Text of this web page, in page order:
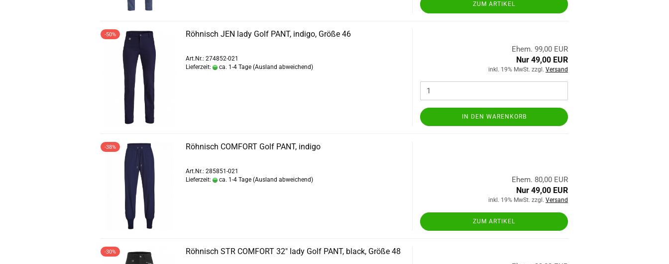
ZUM ARTIKEL
-50% Röhnisch JEN lady Golf PANT, indigo, Größe 46
Art.Nr.: 274852-021
Lieferzeit:
ca. 1-4 Tage (Ausland abweichend)
Ehem. 99,00 EUR
Nur 49,00 EUR
inkl. 19% MwSt. zzgl. Versand
IN DEN WARENKORB
-38% Röhnisch COMFORT Golf PANT, indigo
Art.Nr.: 285851-021
Lieferzeit:
ca. 1-4 Tage (Ausland abweichend) Ehem. 80,00 EUR
Nur 49,00 EUR
inkl. 19% MwSt. zzgl. Versand
ZUM ARTIKEL
-30% Röhnisch STR COMFORT 32" lady Golf PANT, black, Größe 48